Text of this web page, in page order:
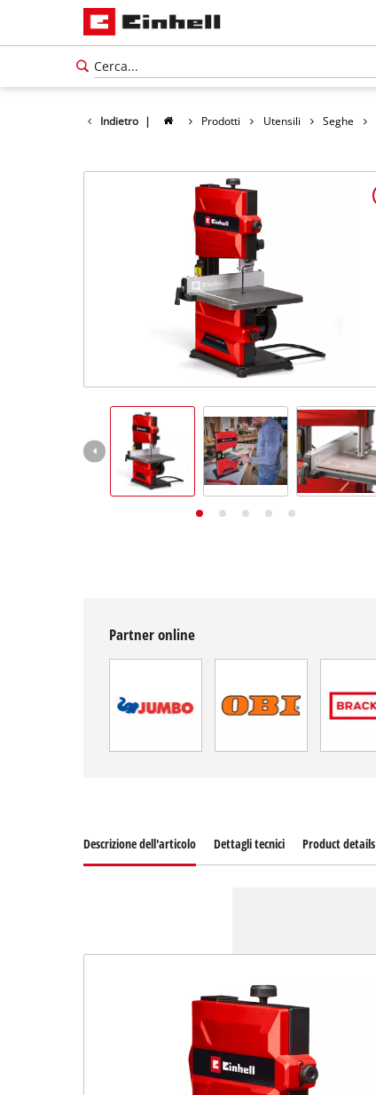
Indietro | Prodotti Utensili Seghe
Partner online
Descrizione dell'articolo Dettagli tecnici Product details